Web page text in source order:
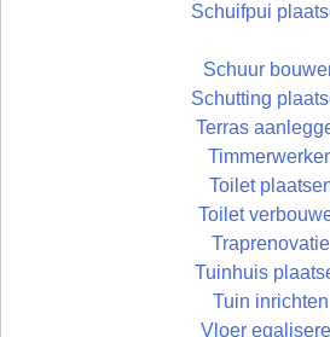
Schuifpui
Schuur
Schutting
Terras
Toilet
Toilet
Traprenovatie
Tuinhuis
Tuin inrichten
Vloer